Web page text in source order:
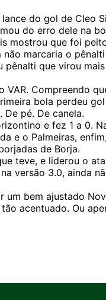
do gol de Cleo
do erro dele na
mostrou que foi peito
marcaria o
que virou
VAR. Compreendo
bola perdeu
pé. De canela.
e fez 1 a 0.
e o Palmeiras,
de Borja.
teve, e liderou o
versão 3.0, ainda
bem ajustado
acentuado. Ou